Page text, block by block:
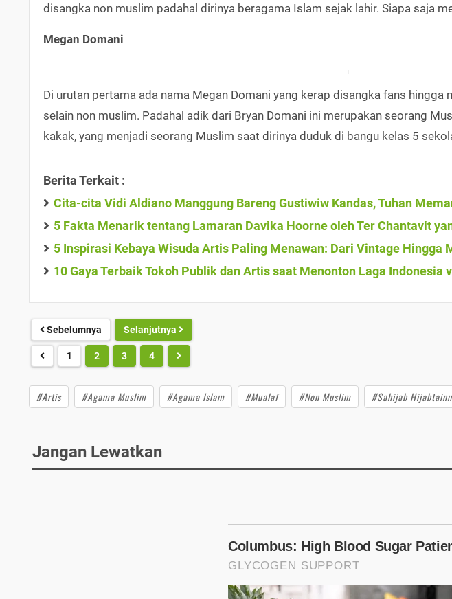
disangka non muslim padahal dirinya beragama Islam sejak lahir. Siapa saja
Megan Domani
Di urutan pertama ada nama Megan Domani yang kerap disangka fans
selain non muslim. Padahal adik dari Bryan Domani ini merupakan seorang
kakak, yang menjadi seorang Muslim saat dirinya duduk di bangu kelas 5
Berita Terkait :
Cita-cita Vidi Aldiano Manggung Bareng Gustiwiw Kandas, Tuhan
5 Fakta Menarik tentang Lamaran Davika Hoorne oleh Ter Chantavit
5 Inspirasi Kebaya Wisuda Artis Paling Menawan: Dari Vintage Hingga
10 Gaya Terbaik Tokoh Publik dan Artis saat Menonton Laga Indonesia
Sebelumnya Selanjutnya
1 2 3 4
#Artis #Agama Muslim #Agama Islam #Mualaf #Non Muslim #Sahijab
Jangan Lewatkan